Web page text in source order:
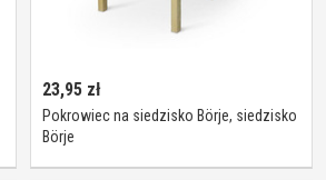
23,95 zł
Pokrowiec na siedzisko Börje, siedzisko
Börje